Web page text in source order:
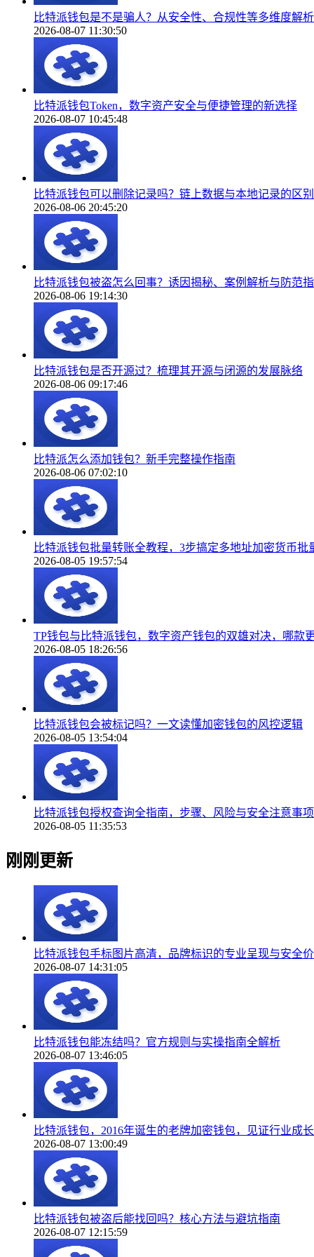
比特派钱包是不是骗人？从安全性、合规性等多维度解析
2026-08-07 11:30:50
比特派钱包Token，数字资产安全与便捷管理的新选择
2026-08-07 10:45:48
比特派钱包可以删除记录吗？链上数据与本地记录的区别
2026-08-06 20:45:20
比特派钱包被盗怎么回事？诱因揭秘、案例解析与防范
2026-08-06 19:14:30
比特派钱包是否开源过？梳理其开源与闭源的发展脉络
2026-08-06 09:17:46
比特派怎么添加钱包？新手完整操作指南
2026-08-06 07:02:10
比特派钱包批量转账全教程，3步搞定多地址加密货币批
2026-08-05 19:57:54
TP钱包与比特派钱包，数字资产钱包的双雄对决，哪款
2026-08-05 18:26:56
比特派钱包会被标记吗？一文读懂加密钱包的风控逻辑
2026-08-05 13:54:04
比特派钱包授权查询全指南，步骤、风险与安全注意事项
2026-08-05 11:35:53
刚刚更新
比特派钱包手标图片高清，品牌标识的专业呈现与安全
2026-08-07 14:31:05
比特派钱包能冻结吗？官方规则与实操指南全解析
2026-08-07 13:46:05
比特派钱包，2016年诞生的老牌加密钱包，见证行业成长
2026-08-07 13:00:49
比特派钱包被盗后能找回吗？核心方法与避坑指南
2026-08-07 12:15:59